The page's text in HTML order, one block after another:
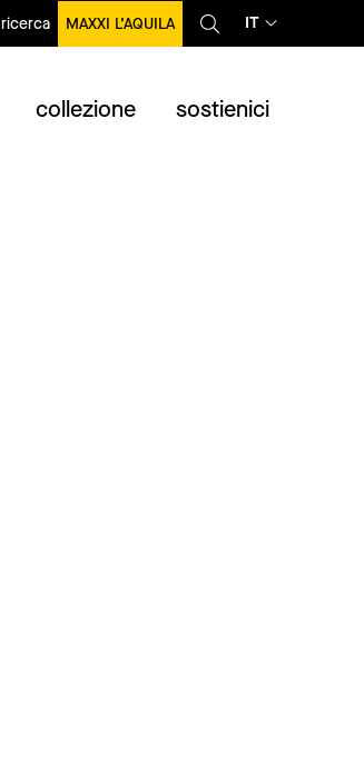
ricerca MAXXI L’AQUILA IT
collezione sostienici